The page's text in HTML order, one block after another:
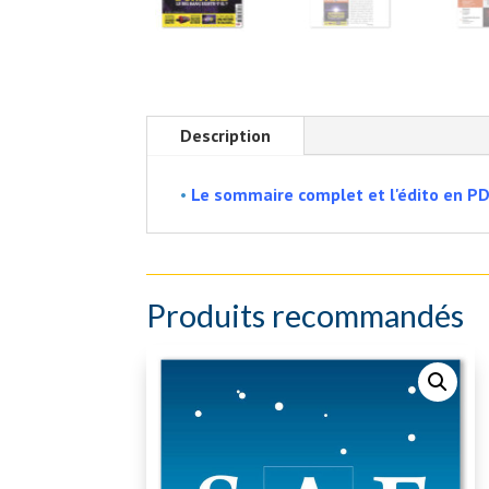
Description
• Le sommaire complet et l'édito en
Produits recommandés